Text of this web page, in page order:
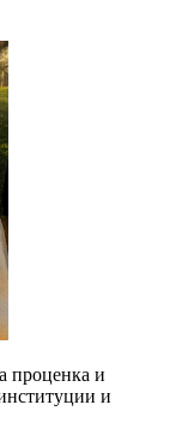
проценка и
и